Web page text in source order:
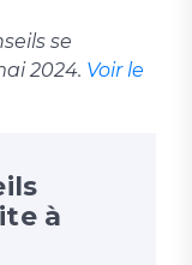
se
2024. Voir le
à